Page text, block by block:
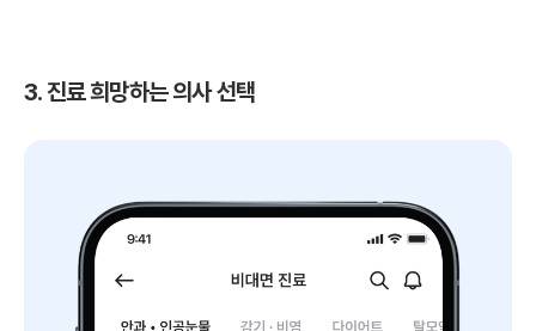
3. 진료 희망하는 의사 선택